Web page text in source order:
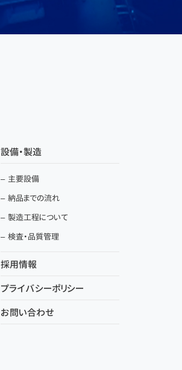
設備・製造
主要設備
納品までの流れ
製造工程について
検査・品質管理
採用情報
プライバシーポリシー
お問い合わせ